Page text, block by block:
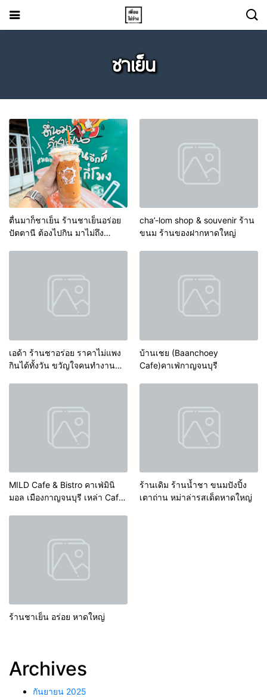
ชาเย็น
ตื่นมาก็ชาเย็น ร้านชาเย็นอร่อย
ปัตตานี ต้องไปกิน มาไม่ถึง
cha’-lom shop & souvenir ร้าน
ขนม ร้านของฝากหาดใหญ่
เอด้า ร้านชาอร่อย ราคาไม่แพง
กินได้ทั้งวัน ขวัญใจคนทำงาน
บ้านเชย (Baanchoey
Cafe)คาเฟ่กาญจนบุรี
MILD Cafe & Bistro คาเฟ่มินิ
มอล เมืองกาญจนบุรี เหล่า Cafe
ร้านเดิม ร้านน้ำชา ขนมปังปิ้ง
เตาถ่าน หม่าล่ารสเด็ดหาดใหญ่
ร้านชาเย็น อร่อย หาดใหญ่
Archives
กันยายน 2025